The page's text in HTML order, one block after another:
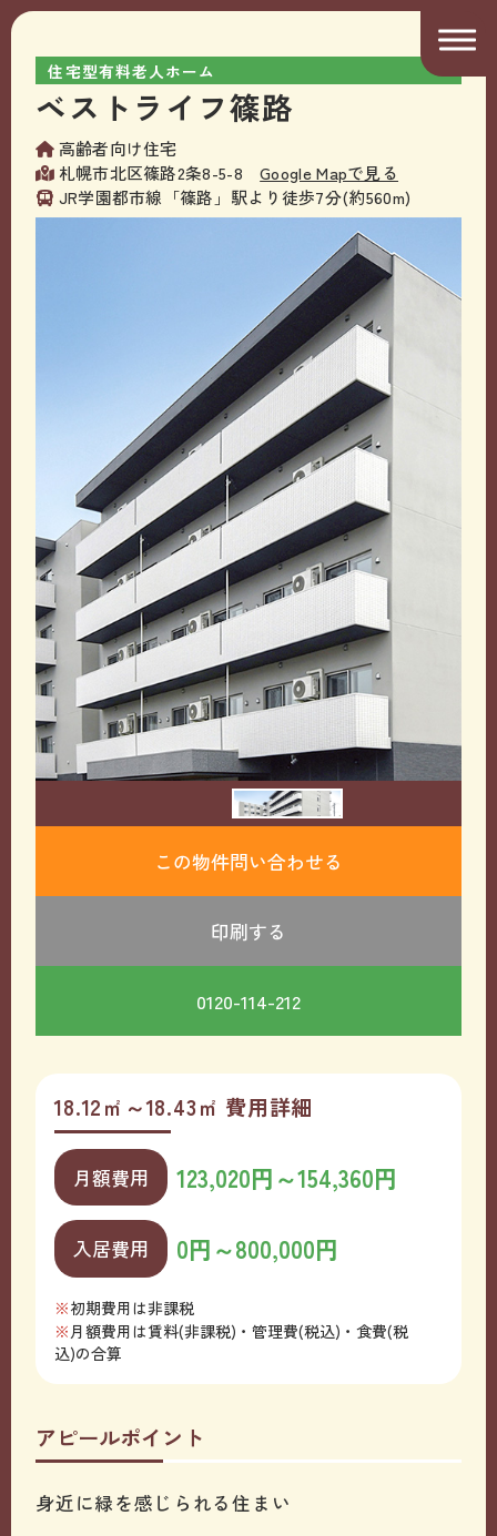
住宅型有料老人ホーム
ベストライフ篠路
高齢者向け住宅
札幌市北区篠路2条8-5-8Google Mapで見る
JR学園都市線「篠路」駅より徒歩7分(約560m)
この物件問い合わせる
印刷する
0120-114-212
18.12㎡～18.43㎡ 費用詳細
月額費用 123,020円～154,360円
入居費用 0円～800,000円
初期費用は非課税
月額費用は賃料(非課税)・管理費(税込)・食費(税
込)の合算
アピールポイント
身近に緑を感じられる住まい